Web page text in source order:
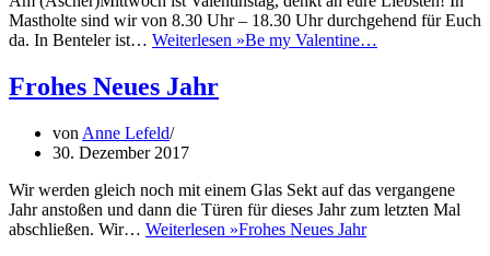
Mastholte sind wir von 8.30 Uhr – 18.30 Uhr durchgehend für Euch
da. In Benteler ist… Weiterlesen »Be my Valentine…
Frohes Neues Jahr
von Anne Lefeld
30. Dezember 2017
Wir werden gleich noch mit einem Glas Sekt auf das vergangene
Jahr anstoßen und dann die Türen für dieses Jahr zum letzten Mal
abschließen. Wir… Weiterlesen »Frohes Neues Jahr